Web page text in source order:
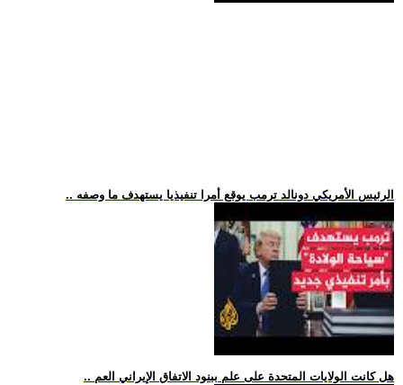
.. الرئيس الأمريكي دونالد ترمب يوقع أمرا تنفيذيا يستهدف ما وصفه
.. هل كانت الولايات المتحدة على علم ببنود الاتفاق الإيراني العم